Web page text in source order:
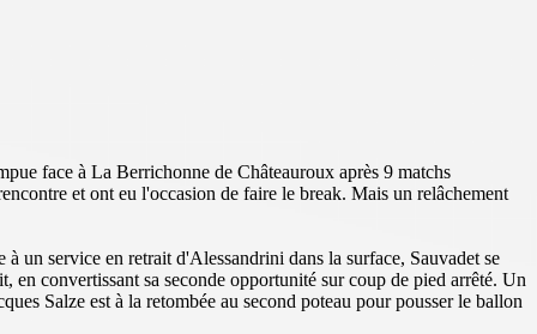
face à La Berrichonne de Châteauroux après 9 matchs
et ont eu l'occasion de faire le break. Mais un relâchement
un service en retrait d'Alessandrini dans la surface, Sauvadet se
en convertissant sa seconde opportunité sur coup de pied arrêté. Un
Salze est à la retombée au second poteau pour pousser le ballon